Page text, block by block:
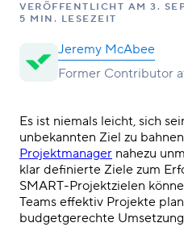
VERÖFFENTLICHT AM 3.
5 MIN. LESEZEIT
Jeremy McAbee
Former Contributor
Es ist niemals leicht, sich
unbekannten Ziel zu
Projektmanager nahezu
klar definierte Ziele zum
SMART-Projektzielen
Teams effektiv Projekte
budgetgerechte